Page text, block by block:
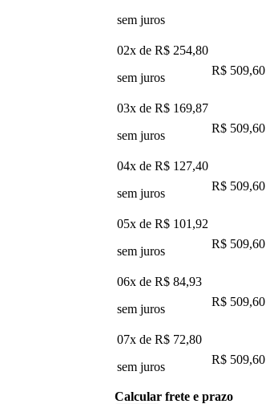
sem juros
02x de R$ 254,80
sem juros
R$ 509,60
03x de R$ 169,87
sem juros
R$ 509,60
04x de R$ 127,40
sem juros
R$ 509,60
05x de R$ 101,92
sem juros
R$ 509,60
06x de R$ 84,93
sem juros
R$ 509,60
07x de R$ 72,80
sem juros
R$ 509,60
Calcular frete e prazo